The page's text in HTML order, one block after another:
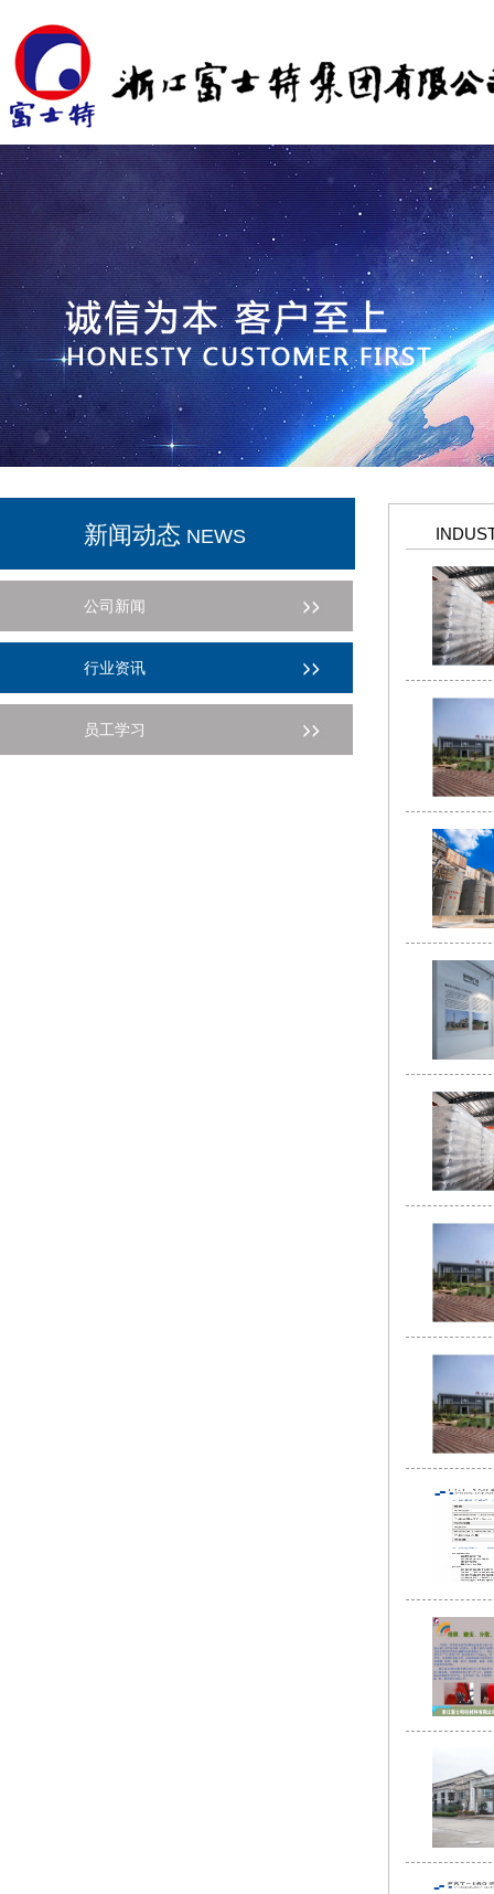
新闻动态 NEWS
公司新闻
行业资讯
员工学习